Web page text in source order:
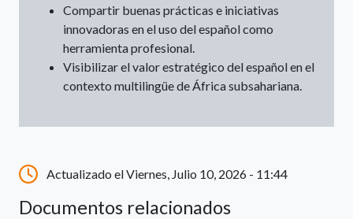
Compartir buenas prácticas e iniciativas
innovadoras en el uso del español como
herramienta profesional.
Visibilizar el valor estratégico del español en el
contexto multilingüe de África subsahariana.
Actualizado el Viernes, Julio 10, 2026 - 11:44
Documentos relacionados